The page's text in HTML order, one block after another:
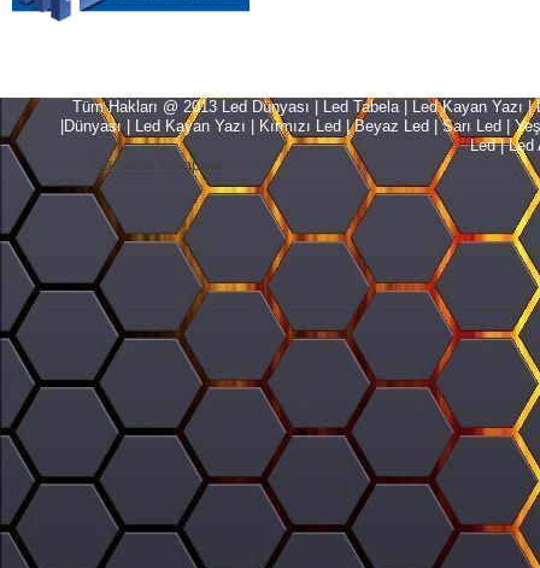
Tüm Hakları @ 2013 Led Dünyası | Led Tabela | Led Kayan
|Dünyası | Led Kayan Yazı | Kırmızı Led | Beyaz Led | Sarı Led |
Led | Led
Translate Company